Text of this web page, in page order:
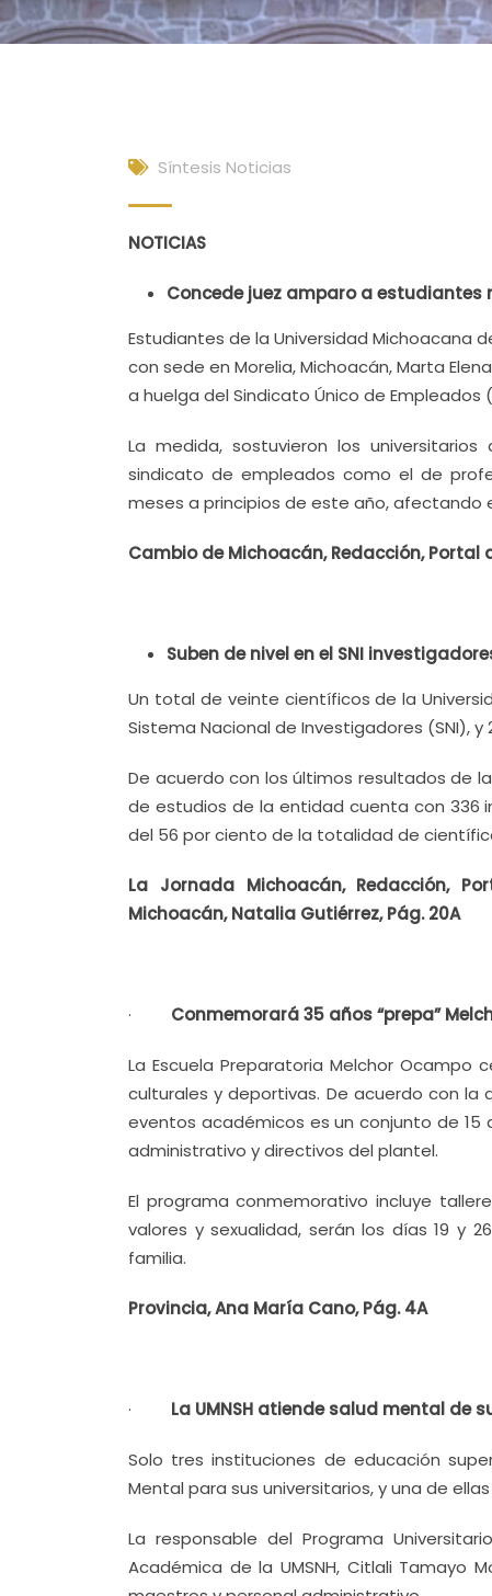
Síntesis Noticias
NOTICIAS
Concede juez amparo a
Estudiantes de la Universidad Michoacana
con sede en Morelia, Michoacán, Marta
a huelga del Sindicato Único de Empleados
La medida, sostuvieron los
sindicato de empleados como el de
meses a principios de este año,
Cambio de Michoacán, Redacción, Portal
Suben de nivel en el SNI
Un total de veinte científicos de la
Sistema Nacional de Investigadores (SNI),
De acuerdo con los últimos resultados de
de estudios de la entidad cuenta con 336
del 56 por ciento de la totalidad de
La Jornada Michoacán, Redacción,
Michoacán, Natalia Gutiérrez, Pág. 20A
· Conmemorará 35 años “prepa”
La Escuela Preparatoria Melchor Ocampo
culturales y deportivas. De acuerdo con la
eventos académicos es un conjunto de 15
administrativo y directivos del plantel.
El programa conmemorativo incluye
valores y sexualidad, serán los días 19 y
familia.
Provincia, Ana María Cano, Pág. 4A
· La UMNSH atiende salud mental de
Solo tres instituciones de educación
Mental para sus universitarios, y una de
La responsable del Programa
Académica de la UMSNH, Citlali Tamayo